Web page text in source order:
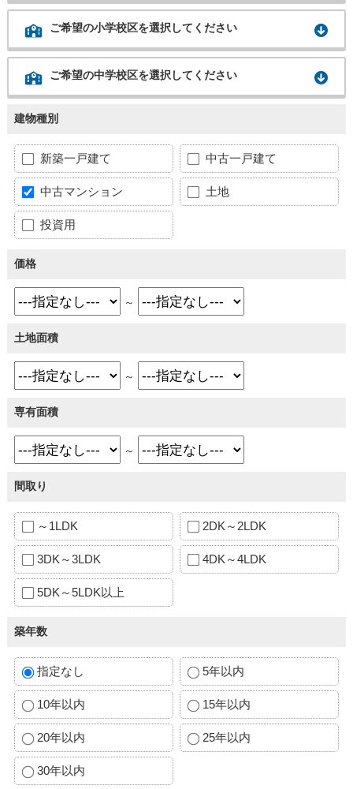
ご希望の小学校区を選択してください
ご希望の中学校区を選択してください
建物種別
新築一戸建て 中古一戸建て
中古マンション 土地
投資用
価格
～
土地面積
～
専有面積
～
間取り
～1LDK 2DK～2LDK
3DK～3LDK 4DK～4LDK
5DK～5LDK以上
築年数
指定なし 5年以内
10年以内 15年以内
20年以内 25年以内
30年以内